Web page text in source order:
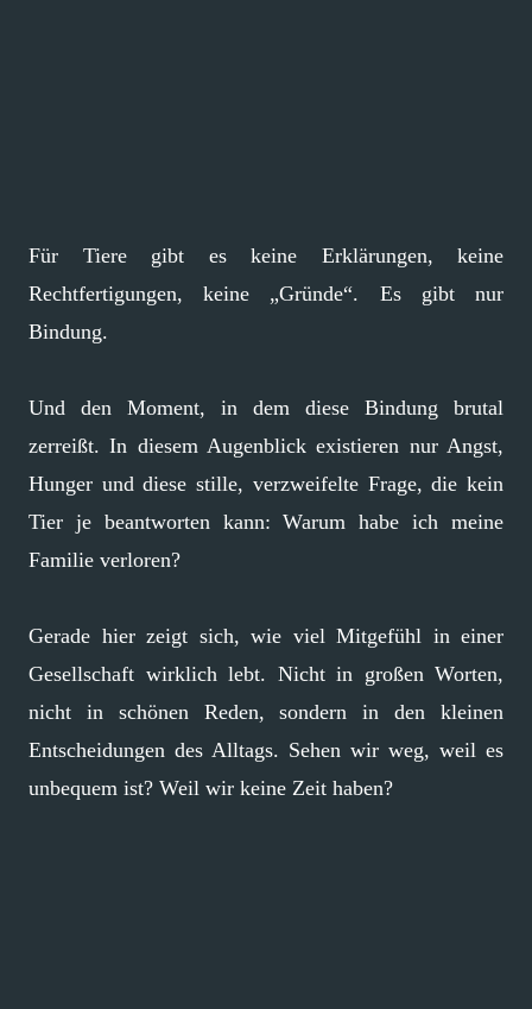
Für Tiere gibt es keine Erklärungen, keine
Rechtfertigungen, keine „Gründe“. Es gibt nur
Bindung.
Und den Moment, in dem diese Bindung brutal
zerreißt. In diesem Augenblick existieren nur Angst,
Hunger und diese stille, verzweifelte Frage, die kein
Tier je beantworten kann: Warum habe ich meine
Familie verloren?
Gerade hier zeigt sich, wie viel Mitgefühl in einer
Gesellschaft wirklich lebt. Nicht in großen Worten,
nicht in schönen Reden, sondern in den kleinen
Entscheidungen des Alltags. Sehen wir weg, weil es
unbequem ist? Weil wir keine Zeit haben?